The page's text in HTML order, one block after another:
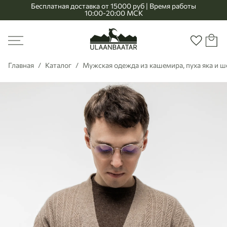
Бесплатная доставка от 15000 руб | Время работы
10:00-20:00 МСК
Меню
Главная
Главная Каталог Мужская одежда из кашемира, пуха яка и